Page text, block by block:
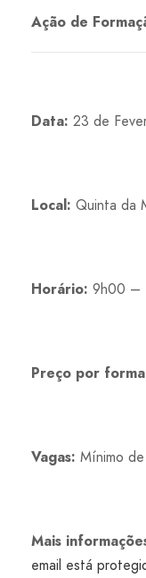
Ação de
Data: 23 de
Local: Quinta da
Horário: 9h00 –
Preço por
Vagas: Mínimo
Mais
email está